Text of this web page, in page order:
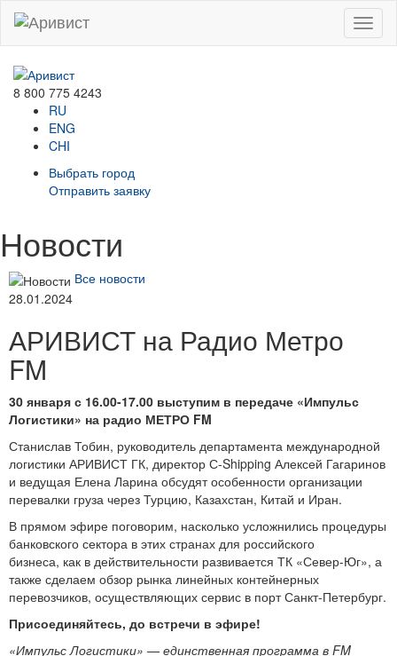
Menu
8 800 775 4243
RU
ENG
CHI
Выбрать город
Отправить заявку
Новости
Все новости
28.01.2024
АРИВИСТ на Радио Метро
FM
30 января с 16.00-17.00 выступим в передаче «Импульс
Логистики» на радио МЕТРО FM
Станислав Тобин, руководитель департамента международной
логистики АРИВИСТ ГК, директор С-Shipping Алексей Гагаринов
и ведущая Елена Ларина обсудят особенности организации
перевалки груза через Турцию, Казахстан, Китай и Иран.
В прямом эфире поговорим, насколько усложнились процедуры
банковского сектора в этих странах для российского
бизнеса, как в действительности развивается ТК «Север-Юг», а
также сделаем обзор рынка линейных контейнерных
перевозчиков, осуществляющих сервис в порт Санкт-Петербург.
Присоединяйтесь, до встречи в эфире!
«Импульс Логистики» — единственная программа в FM